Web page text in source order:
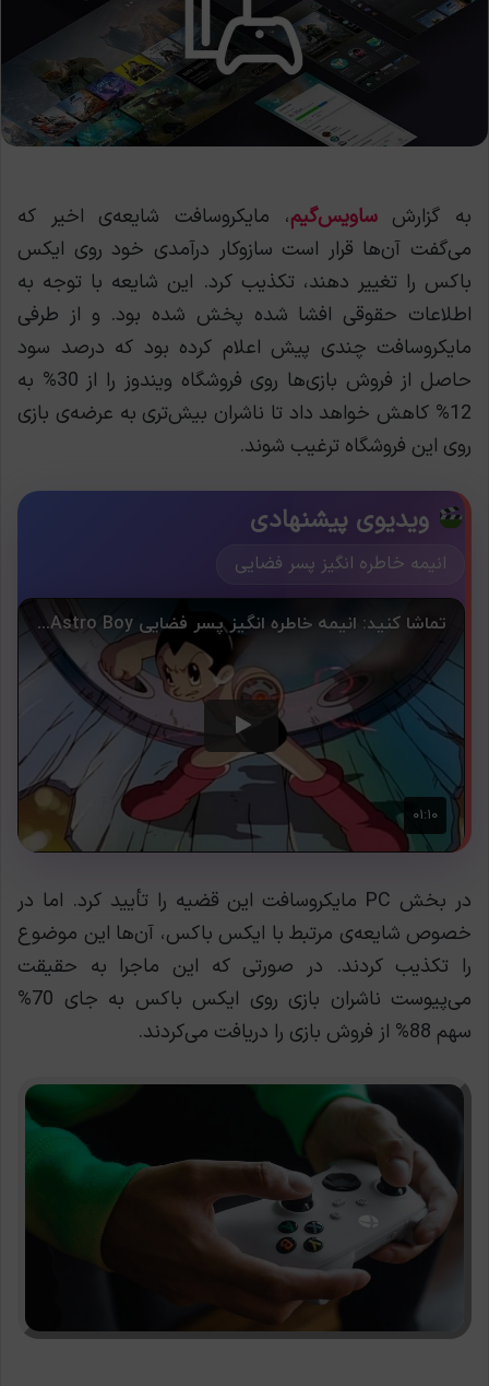
به گزارشساویس‌گیم، مایکروسافت شایعه‌ی اخیر که
می‌گفت آن‌ها قرار است سازوکار درآمدی خود روی ایکس
باکس را تغییر دهند، تکذیب کرد. این شایعه با توجه به
اطلاعات حقوقی افشا شده پخش شده بود. و از طرفی
مایکروسافت چندی پیش اعلام کرده بود که درصد سود
حاصل از فروش بازی‌ها روی فروشگاه ویندوز را از 30% به
12% کاهش خواهد داد تا ناشران بیش‌تری به عرضه‌ی بازی
روی این فروشگاه ترغیب شوند.
ویدیوی پیشنهادی
انیمه خاطره انگیز پسر فضایی
در بخش PC مایکروسافت این قضیه را تأیید کرد. اما در
خصوص شایعه‌ی مرتبط با ایکس باکس، آن‌ها این موضوع
را تکذیب کردند. در صورتی که این ماجرا به حقیقت
می‌پیوست ناشران بازی روی ایکس باکس به جای 70%
سهم 88% از فروش بازی را دریافت می‌کردند.